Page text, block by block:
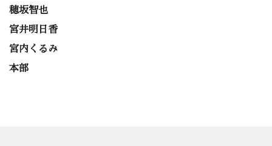
穂坂智也
宮井明日香
宮内くるみ
本部